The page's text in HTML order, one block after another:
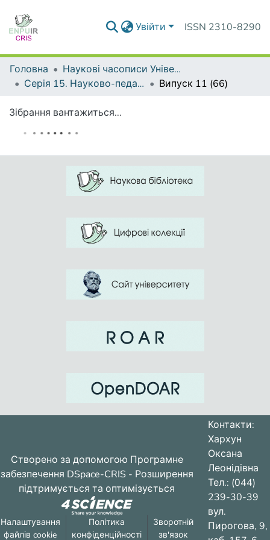
Увійти ISSN 2310-8290
Головна
Наукові часописи Університету
Серія 15. Науково-педагогічні проблеми фізичної культури (фізична культура і спорт)
Випуск 11 (66)
Зібрання вантажиться...
Створено за допомогою Програмне
забезпечення DSpace-CRIS - Розширення
підтримується та оптимізується
Налаштування
файлів cookie
Політика
конфіденційності
Зворотній
зв'язок
Контакти:
Хархун
Оксана
Леонідівна
Тел.: (044)
239-30-39
вул.
Пирогова, 9,